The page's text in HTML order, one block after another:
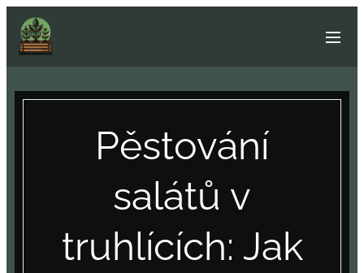
Pěstování
salátů v
truhlících: Jak